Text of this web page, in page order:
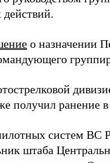
о назначении
получил ранение
систем ВС
штаба